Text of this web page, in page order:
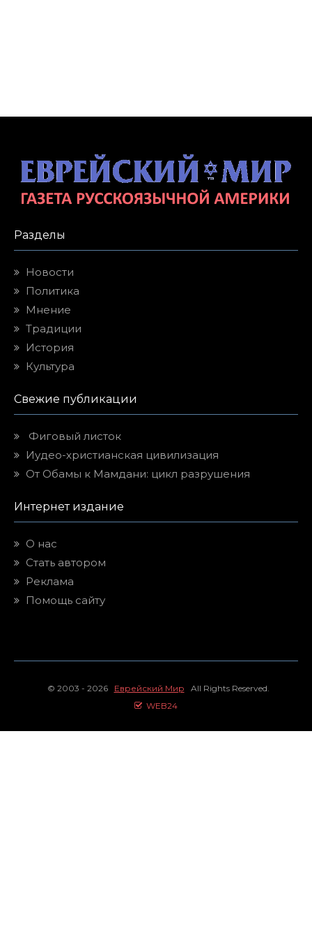
Разделы
Новости
Политика
Мнение
Традиции
История
Культура
Свежие публикации
Фиговый листок
Иудео-христианская цивилизация
От Обамы к Мамдани: цикл разрушения
Интернет издание
О нас
Стать автором
Реклама
Помощь сайту
© 2003 - 2026 Еврейский Мир All Rights Reserved.
WEB24